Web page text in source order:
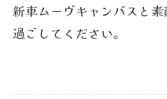
新車ムーヴキャンバスと
過ごしてください。